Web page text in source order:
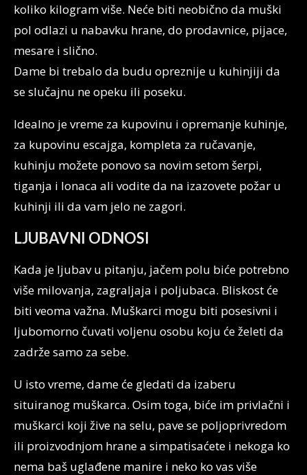
koliko kilogram više. Neće biti neobično da muški
pol odlazi u nabavku hrane, do prodavnice, pijace,
mesare i slično.
Dame bi trebalo da budu opreznije u kuhinjiji da
se slučajnu ne opeku ili poseku.
Idealno je vreme za kupovinu i opremanje kuhinje,
za kupovinu escajga, kompleta za ručavanje,
kuhinju možete ponovo sa novim setom šerpi,
tiganja i lonaca ali vodite da na izazovete požar u
kuhinji ili da vam jelo ne zagori.
LJUBAVNI ODNOSI
Kada je ljubav u pitanju, jačem polu biće potrebno
više milovanja, zagraljaja i poljubaca. Bliskost će
biti veoma važna. Muškarci mogu biti posesivni i
ljubomorno čuvati voljenu osobu koju će želeti da
zadrže samo za sebe.
U isto vreme, dame će gledati da izaberu
situiranog muškarca. Osim toga, biće im privlačni i
muškarci koji žive na selu, pave se poljoprivredom
ili proizvodnjom hrane a simpatisaćete i nekoga ko
nema baš uglađene manire i neko ko vas više